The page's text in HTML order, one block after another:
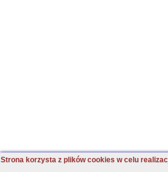
Strona korzysta z plików cookies w celu